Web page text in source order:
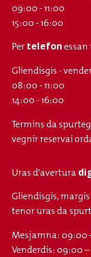
09:00 - 11:00
15:00 - 16:00
Pertelefon
Gliendisgis -
08:00 - 11:00
14:00 - 16:00
Termins da
vegnir reservai
Uras d'avertura
Gliendisgis,
tenor uras da
Mesjamna: 09:00
Venderdis: 09:00 –